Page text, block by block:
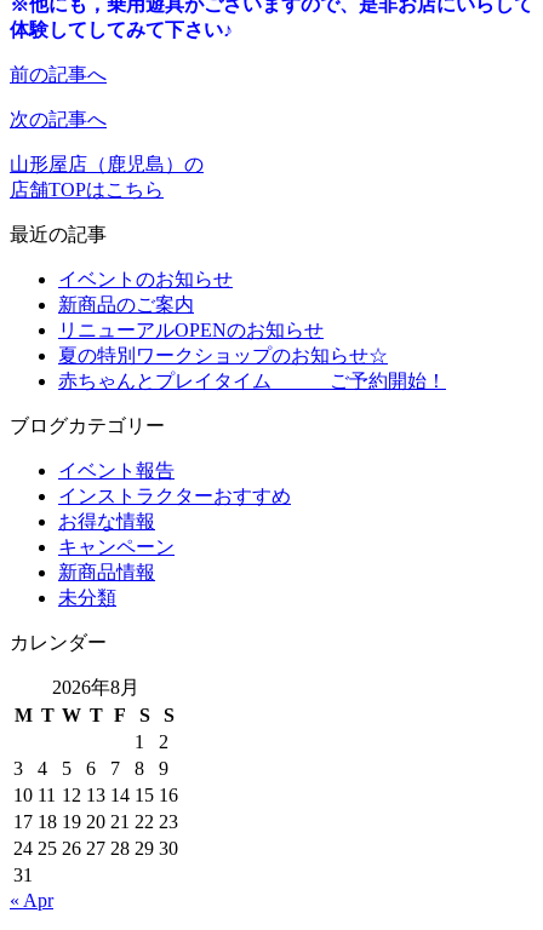
体験してしてみて下さい♪
前の記事へ
次の記事へ
山形屋店（鹿児島）の
店舗TOPはこちら
最近の記事
イベントのお知らせ
新商品のご案内
リニューアルOPENのお知らせ
夏の特別ワークショップのお知らせ☆
赤ちゃんとプレイタイム ご予約開始！
ブログカテゴリー
イベント報告
インストラクターおすすめ
お得な情報
キャンペーン
新商品情報
未分類
カレンダー
2026年8月
M T W T F S
S
1
2
3
4 5 6 7 8
9
10 11 12 13 14 15 16
17 18 19 20 21 22 23
24 25 26 27 28 29 30
31
« Apr